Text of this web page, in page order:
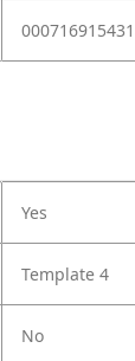
Yes
Template 4
No